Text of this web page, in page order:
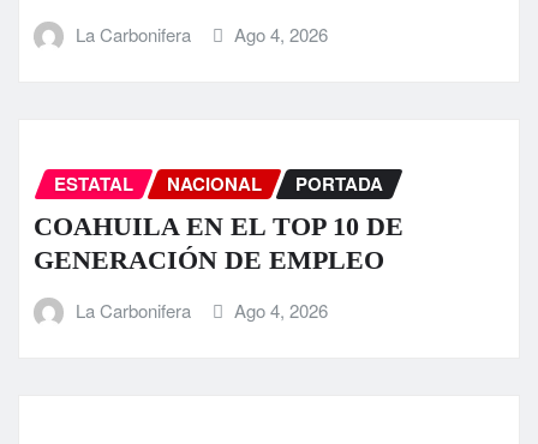
La Carbonifera Ago 4, 2026
ESTATAL NACIONAL PORTADA
COAHUILA EN EL TOP 10 DE
GENERACIÓN DE EMPLEO
La Carbonifera Ago 4, 2026